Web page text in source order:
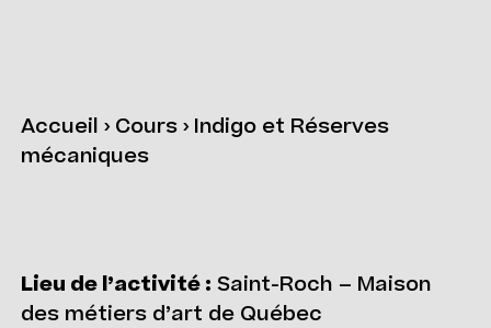
Accueil › Cours› Indigo et Réserves
mécaniques
Lieu de l’activité : Saint-Roch – Maison
des métiers d’art de Québec